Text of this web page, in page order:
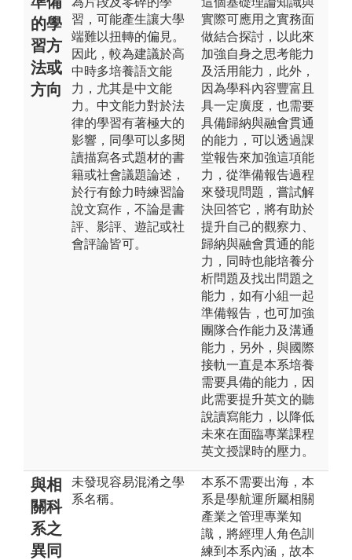
的學
習方
法或
方向
習，可能產生讓大學
端難以扭轉的偏見。
因此，較為建議於高
中時多培養語文能
力，尤其是中文能
力。中文能力對於法
律的學習有著極大的
影響，同學可以多閱
讀描寫各式題材的書
籍或社會議題論述，
於行有餘力時練習論
說文寫作，不論是書
評、影評、遊記或社
會評論皆可。
實際可應用之實務面
做結合探討，以此來
加強自身之思考能力
及活用能力，此外，
因為學科內容豐富且
具一定廣度，也需要
具備歸納與融會貫通
的能力，可以透過課
堂報告來加強這項能
力，從準備報告過程
來發現問題，嘗試解
決回答它，將有助於
提升自己的觀察力、
歸納與融會貫通的能
力，同時也能培養分
析問題及找出問題之
能力，如有小組一起
準備報告，也可加強
團隊合作能力及溝通
能力，另外，與國際
接軌一直是本系培養
需要具備的能力，因
此需要提升英文的聽
說讀寫能力，以降低
未來在面臨專業課程
英文授課時的壓力。
與相
關科
系之
異同
未發現容易混淆之學
系名稱。
本系不需要出海，本
系是學航運所屬相關
產業之管理專業知
識，將經理人角色訓
練到本系內涵，故本